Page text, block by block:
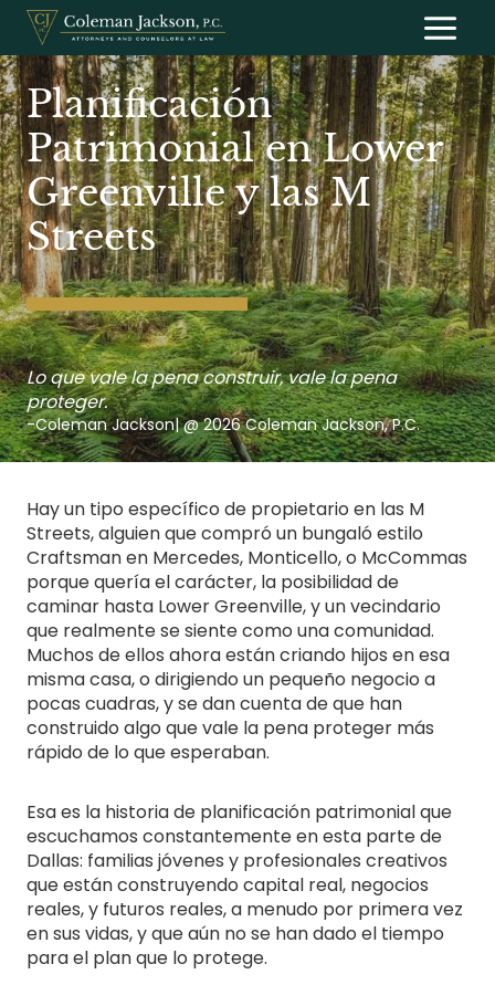
Saltar
contenido
Planificación
Patrimonial en Lower
Greenville y las M
Streets
Lo que vale la pena construir, vale la pena
proteger.
-Coleman Jackson| @ 2026 Coleman Jackson, P.C.
Hay un tipo específico de propietario en las M
Streets, alguien que compró un bungaló estilo
Craftsman en Mercedes, Monticello, o McCommas
porque quería el carácter, la posibilidad de
caminar hasta Lower Greenville, y un vecindario
que realmente se siente como una comunidad.
Muchos de ellos ahora están criando hijos en esa
misma casa, o dirigiendo un pequeño negocio a
pocas cuadras, y se dan cuenta de que han
construido algo que vale la pena proteger más
rápido de lo que esperaban.
Esa es la historia de planificación patrimonial que
escuchamos constantemente en esta parte de
Dallas: familias jóvenes y profesionales creativos
que están construyendo capital real, negocios
reales, y futuros reales, a menudo por primera vez
en sus vidas, y que aún no se han dado el tiempo
para el plan que lo protege.